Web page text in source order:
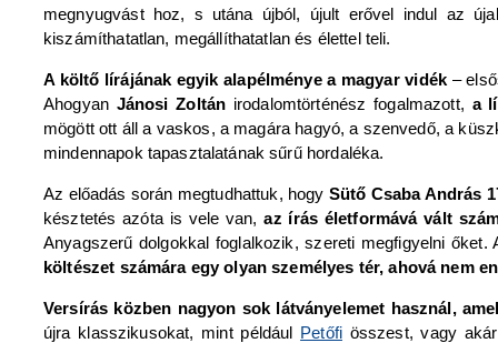
megnyugvást hoz, s utána újból, újult erővel indul az
kiszámíthatatlan, megállíthatatlan és élettel teli.
A költő lírájának egyik alapélménye a magyar vidék –
Ahogyan Jánosi Zoltán irodalomtörténész fogalmazott, a
mögött ott áll a vaskos, a magára hagyó, a szenvedő, a
mindennapok tapasztalatának sűrű hordaléka.
Az előadás során megtudhattuk, hogy Sütő Csaba András
késztetés azóta is vele van,az írás életformává vált
Anyagszerű dolgokkal foglalkozik, szereti megfigyelni
költészet számára egy olyan személyes tér, ahová nem
Versírás közben nagyon sok látványelemet használ,
újra klasszikusokat, mint például Petőfiösszest, vagy